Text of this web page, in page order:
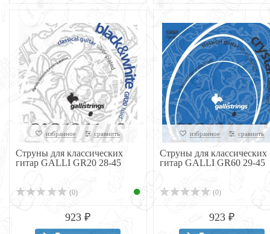
избранное сравнить
Струны для классических
гитар GALLI GR20 28-45
(0)
923 ₽
избранное сравнить
Струны для классических
гитар GALLI GR60 29-45
(0)
923 ₽